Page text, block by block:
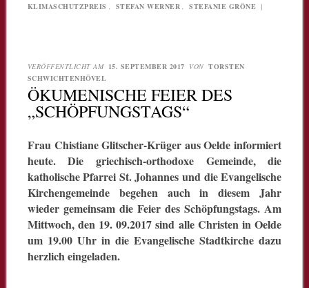
KLIMASCHUTZPREIS , STEFAN WERNER , STEFANIE GRÖNE |
VERÖFFENTLICHT AM 15. SEPTEMBER 2017 VON TORSTEN
SCHWICHTENHÖVEL
ÖKUMENISCHE FEIER DES
„SCHÖPFUNGSTAGS“
Frau Chistiane Glitscher-Krüger aus Oelde informiert
heute. Die griechisch-orthodoxe Gemeinde, die
katholische Pfarrei St. Johannes und die Evangelische
Kirchengemeinde begehen auch in diesem Jahr
wieder gemeinsam die Feier des Schöpfungstags. Am
Mittwoch, den 19. 09.2017 sind alle Christen in Oelde
um 19.00 Uhr in die Evangelische Stadtkirche dazu
herzlich eingeladen.